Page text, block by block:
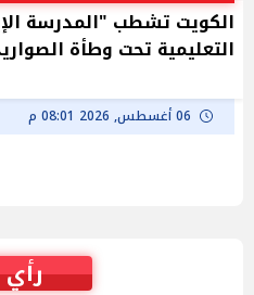
الكويت تشطب "المدرسة
التعليمية تحت وطأة
06 أغسطس, 2026 08:01 م
رأي